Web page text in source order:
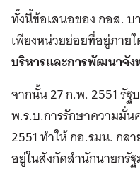
ทั้งนี้ข้อเสนอของ กอส. บ
เพียงหน่วยย่อยที่อยู่ภาย
บริหารและการพัฒนาจั
จากนั้น 27 ก.พ. 2551 รั
พ.ร.บ.การรักษาความมั่
2551 ทำให้ กอ.รมน. กล
อยู่ในสังกัดสำนักนายกรั